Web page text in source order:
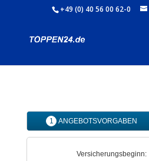
+49 (0) 40 56 00 62-0